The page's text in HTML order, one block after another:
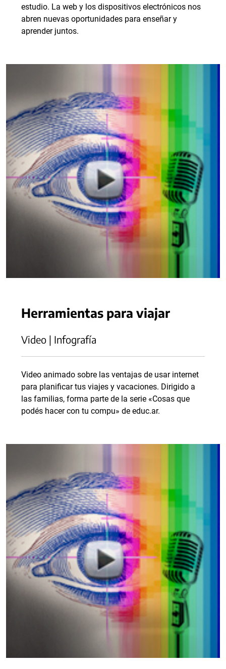
estudio. La web y los dispositivos electrónicos nos
abren nuevas oportunidades para enseñar y
aprender juntos.
Herramientas para viajar
Video | Infografía
Video animado sobre las ventajas de usar internet
para planificar tus viajes y vacaciones. Dirigido a
las familias, forma parte de la serie «Cosas que
podés hacer con tu compu» de educ.ar.